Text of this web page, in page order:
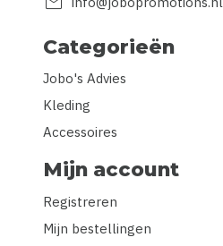
Categorieën
Jobo's Advies
Kleding
Accessoires
Mijn account
Registreren
Mijn bestellingen